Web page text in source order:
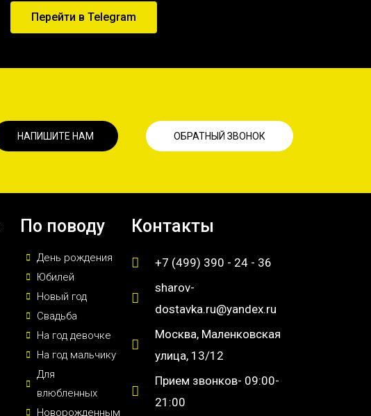
Перейти в Telegram
НАПИШИТЕ НАМ ОБРАТНЫЙ ЗВОНОК
По поводу
День рождения
Юбилей
Новый год
Свадьба
На год девочке
На год мальчику
Для
влюбленных
Новорожденным
Контакты
+7 (499) 390 - 24 - 36
sharov-
dostavka.ru@yandex.ru
Москва, Маленковская
улица, 13/12
Прием звонков- 09:00-
21:00